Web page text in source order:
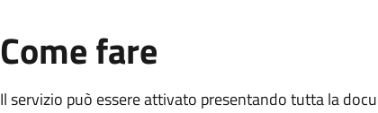
Come fare
Il servizio può essere attivato presentando tutta la